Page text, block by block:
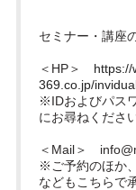
セミナー・講座
＜HP＞ https://
369.co.jp/
※IDおよびパス
にお尋ねくださ
＜Mail＞
※ご予約のほか
などもこちらで